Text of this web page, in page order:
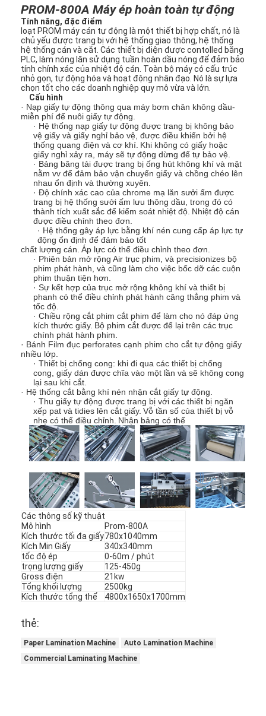
Nhà
PROM-800A Máy ép hoàn toàn tự động
Tính năng, đặc điểm
loạt PROM máy cán tự động là một thiết bị hợp chất, nó là
chủ yếu được trang bị với hệ thống giao thông, hệ thống
hệ thống cán và cắt. Các thiết bị điện được contolled bằng
PLC, làm nóng lăn sử dụng tuần hoàn dầu nóng để đảm bảo
tính chính xác của nhiệt độ cán. Toàn bộ máy có cấu trúc
nhỏ gọn, tự động hóa và hoạt động nhân đạo. Nó là sự lựa
chọn tốt cho các doanh nghiệp quy mô vừa và lớn.
Cấu hình
· Nạp giấy tự động thông qua máy bơm chân không dầu-
miễn phí để nuôi giấy tự động.
· Hệ thống nạp giấy tự động được trang bị không bảo
vệ giấy và giấy nghỉ bảo vệ, được điều khiển bởi hệ
thống quang điện và cơ khí. Khi không có giấy hoặc
giấy nghỉ xảy ra, máy sẽ tự động dừng để tự bảo vệ.
· Bảng băng tải được trang bị ống hút không khí và mặt
nằm vv để đảm bảo vận chuyển giấy và chồng chéo lên
nhau ổn định và thường xuyên.
· Độ chính xác cao của chrome mạ lăn sưởi ấm được
trang bị hệ thống sưởi ấm lưu thông dầu, trong đó có
thành tích xuất sắc để kiểm soát nhiệt độ. Nhiệt độ cán
được điều chỉnh theo đơn.
· Hệ thống gây áp lực bằng khí nén cung cấp áp lực tự
động ổn định để đảm bảo tốt
chất lượng cán. Áp lực có thể điều chỉnh theo đơn.
· Phiên bản mở rộng Air trục phim, và precisionizes bộ
phim phát hành, và cũng làm cho việc bốc dỡ các cuộn
phim thuận tiện hơn.
· Sự kết hợp của trục mở rộng không khí và thiết bị
phanh có thể điều chỉnh phát hành căng thẳng phim và
tốc độ.
· Chiều rộng cắt phim cắt phim để làm cho nó đáp ứng
kích thước giấy. Bộ phim cắt được để lại trên các trục
chính phát hành phim.
· Bánh Film đục perforates cạnh phim cho cắt tự động giấy
nhiều lớp.
· Thiết bị chống cong: khi đi qua các thiết bị chống
cong, giấy dán được chĩa vào một lần và sẽ không cong
lại sau khi cắt.
· Hệ thống cắt bằng khí nén nhận cắt giấy tự động.
· Thu giấy tự động được trang bị với các thiết bị ngăn
xếp pat và tidies lên cắt giấy. Vỗ tần số của thiết bị vỗ
nhẹ có thể điều chỉnh. Nhận bảng có thể
Các thông số kỹ thuật
Mô hình
Prom-800A
Kích thước tối đa giấy780x1040mm
Kích Min Giấy
340x340mm
tốc độ ép
0-60m / phút
trọng lượng giấy
125-450g
Gross điện
21kw
Tổng khối lượng
2500kg
Kích thước tổng thể
4800x1650x1700mm
thẻ:
Paper Lamination Machine
Auto Lamination Machine
Commercial Laminating Machine